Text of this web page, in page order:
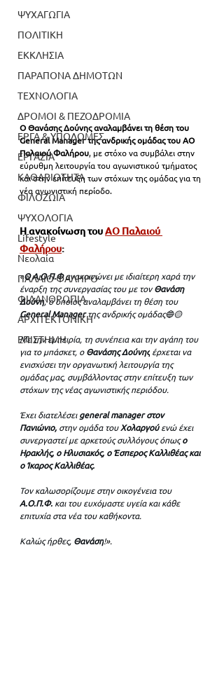
ΨΥΧΑΓΩΓΙΑ
ΠΟΛΙΤΙΚΗ
ΕΚΚΛΗΣΙΑ
ΠΑΡΑΠΟΝΑ ΔΗΜΟΤΩΝ
ΤΕΧΝΟΛΟΓΙΑ
ΔΡΟΜΟΙ & ΠΕΖΟΔΡΟΜΙΑ
ΕΡΓΑ & ΥΠΟΔΟΜΕΣ
ΕΡΓΑΣΙΑ
ΚΑΘΑΡΙΟΤΗΤΑ
ΦΙΛΟΖΩΙΑ
ΨΥΧΟΛΟΓΙΑ
Lifestyle
Νεολαία
ΠΑΛΑΙΟ ΦΑΛΗΡΟ
ΦΙΛΑΝΘΡΩΠΙΑ
ΑΡΧΙΤΕΚΤΟΝΙΚΗ
ΕΠΙΣΤΗΜΗ
Ο Θανάσης Δούνης αναλαμβάνει τη θέση του
General Manager της ανδρικής ομάδας του ΑΟ
Παλαιού Φαλήρου, με στόχο να συμβάλει στην
εύρυθμη λειτουργία του αγωνιστικού τμήματος
και στην επίτευξη των στόχων της ομάδας για τη
νέα αγωνιστική περίοδο.
Η ανακοίνωση του ΑΟ Παλαιού
Φαλήρου:
«Ο Α.Ο.Π.Φ ανακοινώνει με ιδιαίτερη χαρά την
έναρξη της συνεργασίας του με τον Θανάση
Δούνη, ο οποίος αναλαμβάνει τη θέση του
General Manager της ανδρικής ομάδας🔵🟡
Με την εμπειρία, τη συνέπεια και την αγάπη του
για το μπάσκετ, ο Θανάσης Δούνης έρχεται να
ενισχύσει την οργανωτική λειτουργία της
ομάδας μας, συμβάλλοντας στην επίτευξη των
στόχων της νέας αγωνιστικής περιόδου.
Έχει διατελέσει general manager στον
Πανιώνιο, στην ομάδα του Χολαργού ενώ έχει
συνεργαστεί με αρκετούς συλλόγους όπως ο
Ηρακλής, ο Ηλυσιακός, ο Έσπερος Καλλιθέας και
ο Ίκαρος Καλλιθέας.
Τον καλωσορίζουμε στην οικογένεια του
Α.Ο.Π.Φ. και του ευχόμαστε υγεία και κάθε
επιτυχία στα νέα του καθήκοντα.
Καλώς ήρθες, Θανάση!».